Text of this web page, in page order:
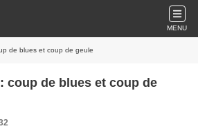
MENU
de blues et coup de geule
coup de blues et coup de